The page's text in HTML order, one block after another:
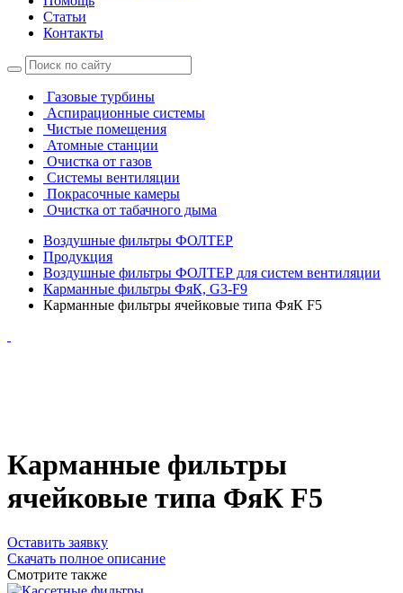
Статьи
Контакты
Газовые турбины
Аспирационные системы
Чистые помещения
Атомные станции
Очистка от газов
Системы вентиляции
Покрасочные камеры
Очистка от табачного дыма
Воздушные фильтры ФОЛТЕР
Продукция
Воздушные фильтры ФОЛТЕР для систем вентиляции
Карманные фильтры ФяК, G3-F9
Карманные фильтры ячейковые типа ФяК F5
Карманные фильтры
ячейковые типа ФяК F5
Оставить заявку
Скачать полное описание
Смотрите также